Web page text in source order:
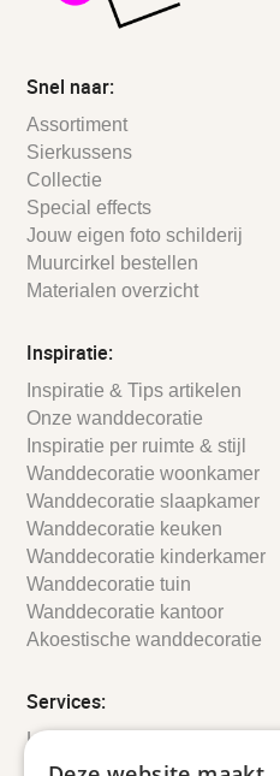
Snel naar:
Assortiment
Sierkussens
Collectie
Special effects
Jouw eigen foto schilderij
Muurcirkel bestellen
Materialen overzicht
Inspiratie:
Inspiratie & Tips artikelen
Onze wanddecoratie
Inspiratie per ruimte & stijl
Wanddecoratie woonkamer
Wanddecoratie slaapkamer
Wanddecoratie keuken
Wanddecoratie kinderkamer
Wanddecoratie tuin
Wanddecoratie kantoor
Akoestische wanddecoratie
Services:
Leveringsinformatie
Retourbeleid